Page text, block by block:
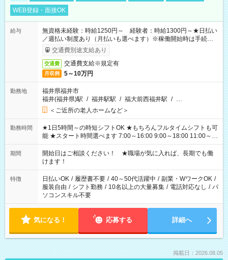
WEB登録・面接OK
給与
無資格未経験：時給1250円～ 経験者：時給1300円～★日払い
／週払い制度あり（月払いも選べます）※稼働開始時は手続き完
了次第のお支払いとなります。
交通費別途支給あり
交通費 交通費支給※規定有
月収例 5～10万円
勤務地
福井県福井市
福井(福井県)駅 / 福井駅駅 / 福大前西福井駅 / …
＜ご近所の老人ホームなど＞
勤務時間
★1日5時間～の時短シフトOK ★もちろんフルタイムシフトも可
能 ★スタート時間選べます 7:00～16:00 9:00～18:00 11:00～
20:00 など 残業なし！ ※Wワークの場合、他のお仕事と合わせ
週40時間超の就業はご案内できません ※法令に基づき、週20時
間以上勤務は社会保険への加入対象となります ※労働者派遣法
（日雇い派遣の原則禁止）により、短時間・短期間の就業はご
案内が難しい場合があります
期間
開始日はご相談ください！ ★職場が気に入れば、長期でも働
けます！
特徴 日払いOK / 履歴書不要 / 40～50代活躍中 / 副業・WワークOK /
服装自由 / シフト勤務 / 10名以上の大量募集 / 電話対応なし / パ
ソコンスキル不要
気になる！ 応募する 詳細へ
掲載日：2026.08.05